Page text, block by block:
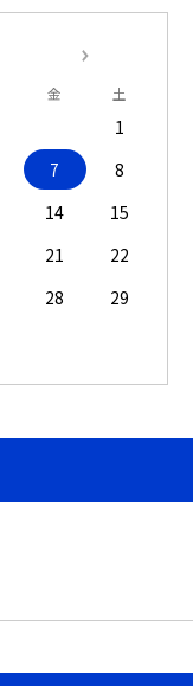
金 土
1
7
8
14
15
21
22
28
29